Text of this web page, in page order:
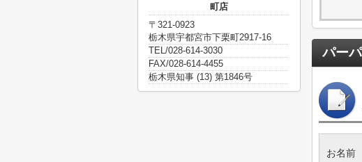
パー
お名前
町店
〒321-0923
栃木県宇都宮市下栗町2917-16
TEL/028-614-3030
FAX/028-614-4455
栃木県知事 (13) 第1846号